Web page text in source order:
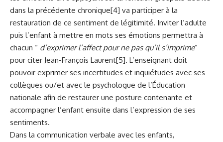
dans la précédente chronique[4] va participer à la
restauration de ce sentiment de légitimité. Inviter l’adulte
puis l’enfant à mettre en mots ses émotions permettra à
chacun “ d’exprimer l’affect pour ne pas qu’il s’imprime”
pour citer Jean-François Laurent[5]. L’enseignant doit
pouvoir exprimer ses incertitudes et inquiétudes avec ses
collègues ou/et avec le psychologue de l’Éducation
nationale afin de restaurer une posture contenante et
accompagner l’enfant ensuite dans l’expression de ses
sentiments.
Dans la communication verbale avec les enfants,